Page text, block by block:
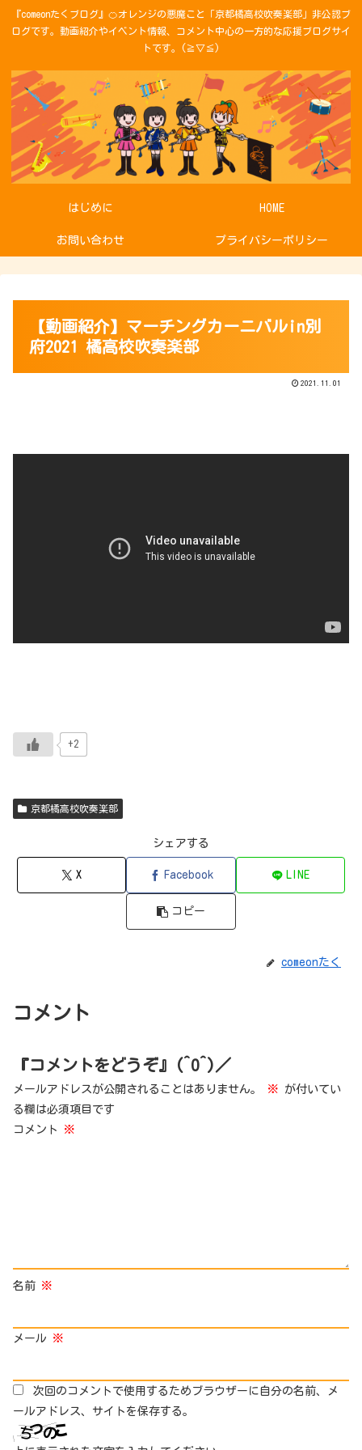
『comeonたくブログ』🍊オレンジの悪魔こと「京都橘高校吹奏楽部」非公認ブ
ログです。動画紹介やイベント情報、コメント中心の一方的な応援ブログサイ
トです。(≧▽≦)
はじめに HOME
お問い合わせ プライバシーポリシー
【動画紹介】マーチングカーニバルin別
府2021 橘高校吹奏楽部
2021.11.01
+2
京都橘高校吹奏楽部
シェアする
X Facebook LINE
コピー
comeonたく
コメント
『コメントをどうぞ』(^O^)／
メールアドレスが公開されることはありません。 ※ が付いてい
る欄は必須項目です
コメント ※
名前 ※
メール ※
次回のコメントで使用するためブラウザーに自分の名前、メ
ールアドレス、サイトを保存する。